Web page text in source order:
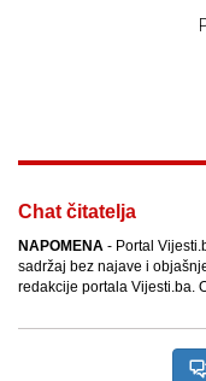
Chat čitatelja
NAPOMENA - Portal
sadržaj bez najave i
redakcije portala Vijesti.ba.